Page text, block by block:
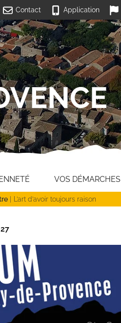
Contact Application
VOS DÉMARCHES
L’art d’avoir toujours raison